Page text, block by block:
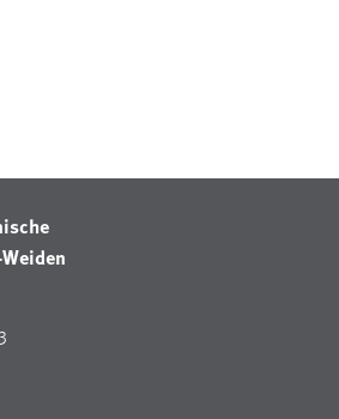
Informationen anonym.
helfen uns zu verstehen, wie